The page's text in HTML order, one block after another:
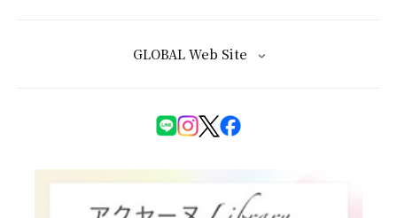
GLOBAL Web Site